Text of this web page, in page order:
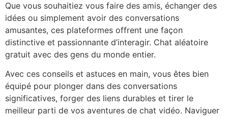
Que vous souhaitiez vous faire des amis, échanger des
idées ou simplement avoir des conversations
amusantes, ces plateformes offrent une façon
distinctive et passionnante d’interagir. Chat aléatoire
gratuit avec des gens du monde entier.
Avec ces conseils et astuces en main, vous êtes bien
équipé pour plonger dans des conversations
significatives, forger des liens durables et tirer le
meilleur parti de vos aventures de chat vidéo. Naviguer